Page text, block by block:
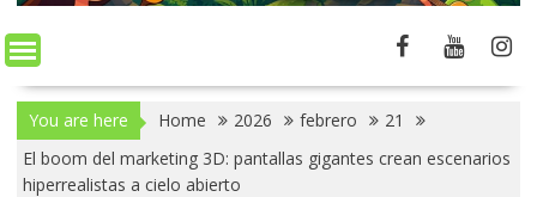
You are here Home 2026 febrero
21
El boom del marketing 3D: pantallas gigantes crean escenarios
hiperrealistas a cielo abierto